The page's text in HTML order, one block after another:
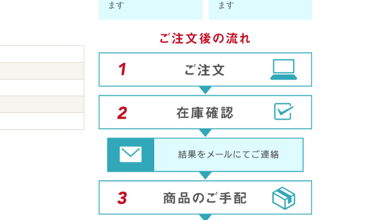
ます
ます